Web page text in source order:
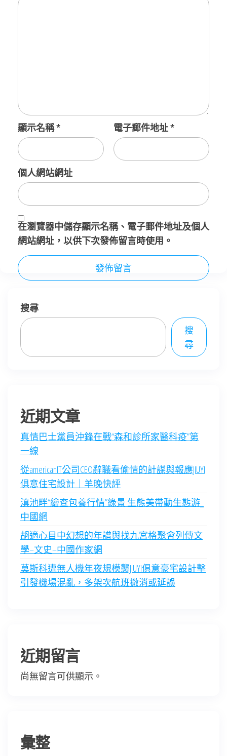
顯示名稱* 電子郵件地址*
個人網站網址
在瀏覽器中儲存顯示名稱、電子郵件地址及個人
網站網址，以供下次發佈留言時使用。
搜尋
搜
尋
近期文章
真情巴士黨員沖鋒在戰“森和診所家醫科疫”第
一線
從americanIT公司CEO辭職看偷情的計謀與報應JIUYI
俱意住宅設計｜羊晚快評
滇池畔“繪查包養行情”綠景 生態美帶動生態游_
中國網
胡適心目中幻想的年譜與找九宮格聚會列傳文
學–文史–中國作家網
莫斯科遭無人機年夜規模襲JIUYI俱意豪宅設計擊
引發機場混亂，多架次航班撤消或延誤
近期留言
尚無留言可供顯示。
彙整